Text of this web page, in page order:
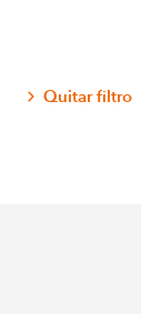
Quitar filtro